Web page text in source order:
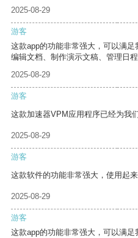
2025-08-29
游客
这款app的功能非常强大，可以满
编辑文档、制作演示文稿、管理日程
2025-08-29
游客
这款加速器VPM应用程序已经为我
2025-08-29
游客
这款软件的功能非常强大，使用起来
2025-08-29
游客
这款app的功能非常强大，可以满